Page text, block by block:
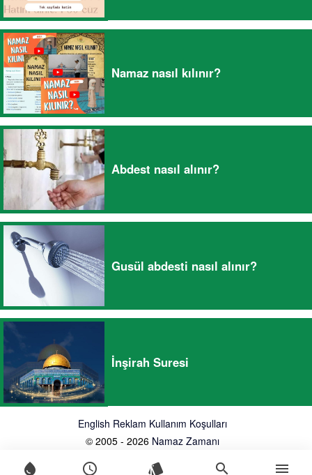
water_drop schedule style search menu
Namaz nasıl kılınır?
Abdest nasıl alınır?
Gusül abdesti nasıl alınır?
İnşirah Suresi
English Reklam Kullanım Koşulları
© 2005 - 2026 Namaz Zamanı